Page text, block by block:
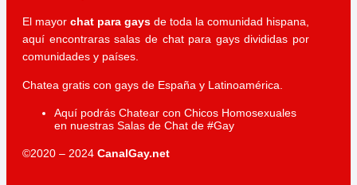
El mayor chat para gays de toda la comunidad hispana,
aquí encontraras salas de chat para gays divididas por
comunidades y países.
Chatea gratis con gays de España y Latinoamérica.
Aquí podrás Chatear con Chicos Homosexuales
en nuestras Salas de Chat de #Gay
©2020 – 2024 CanalGay.net